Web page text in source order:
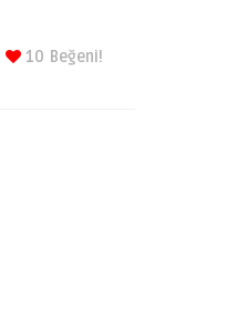
10 Beğeni!